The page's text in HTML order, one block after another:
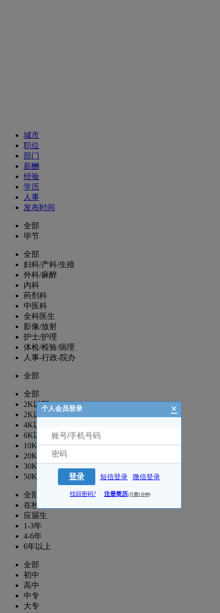
城市
职位
部门
薪酬
经验
学历
人事
发布时间
全部
毕节
全部
妇科/产科/生殖
外科/麻醉
内科
药剂科
中医科
全科医生
影像/放射
护士/护理
体检/检验/病理
人事-行政-院办
全部
全部
2K以下
2K以上
4K以上
6K以上
10K以上
20K以上
30K以上
50K以上
全部
在校生
应届生
1-3年
4-6年
6年以上
全部
初中
高中
中专
大专
个人会员登录 ×
登录 短信登录 微信登录
找回密码? 注册简历(只需1分钟)